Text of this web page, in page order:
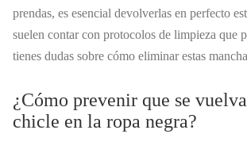
prendas, es esencial devolverlas en perfecto
suelen contar con protocolos de limpieza que
tienes dudas sobre cómo eliminar estas
¿Cómo prevenir que se
chicle en la ropa negra?